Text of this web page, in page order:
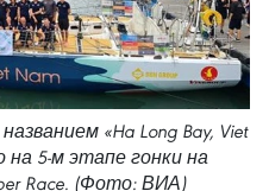
«Ha Long Bay, Viet
на 5-м этапе гонки на
Race. (Фото: ВИА)